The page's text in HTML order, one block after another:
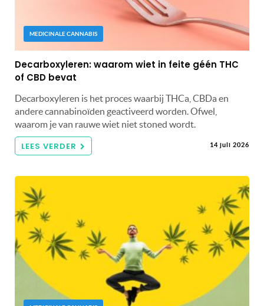
MEDICINALE CANNABIS
Decarboxyleren: waarom wiet in feite géén THC
of CBD bevat
Decarboxyleren is het proces waarbij THCa, CBDa en
andere cannabinoïden geactiveerd worden. Ofwel,
waarom je van rauwe wiet niet stoned wordt.
LEES VERDER 14 juli 2026